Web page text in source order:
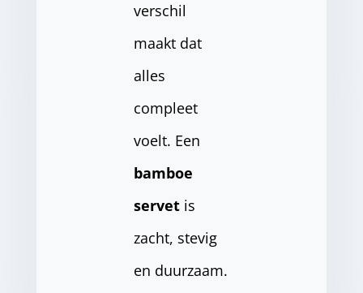
verschil
maakt dat
alles
compleet
voelt. Een
bamboe
servetis
zacht, stevig
en duurzaam.